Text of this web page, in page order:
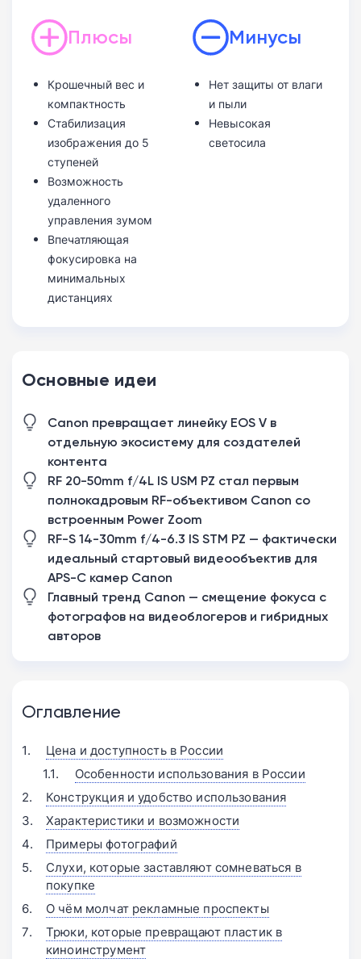
Плюсы
Крошечный вес и
компактность
Стабилизация
изображения до 5
ступеней
Возможность
удаленного
управления зумом
Впечатляющая
фокусировка на
минимальных
дистанциях
Минусы
Нет защиты от влаги
и пыли
Невысокая
светосила
Основные идеи
Canon превращает линейку EOS V в
отдельную экосистему для создателей
контента
RF 20-50mm f/4L IS USM PZ стал первым
полнокадровым RF-объективом Canon со
встроенным Power Zoom
RF-S 14-30mm f/4-6.3 IS STM PZ — фактически
идеальный стартовый видеообъектив для
APS-C камер Canon
Главный тренд Canon — смещение фокуса с
фотографов на видеоблогеров и гибридных
авторов
Оглавление
Цена и доступность в России
Особенности использования в России
Конструкция и удобство использования
Характеристики и возможности
Примеры фотографий
Слухи, которые заставляют сомневаться в
покупке
О чём молчат рекламные проспекты
Трюки, которые превращают пластик в
киноинструмент